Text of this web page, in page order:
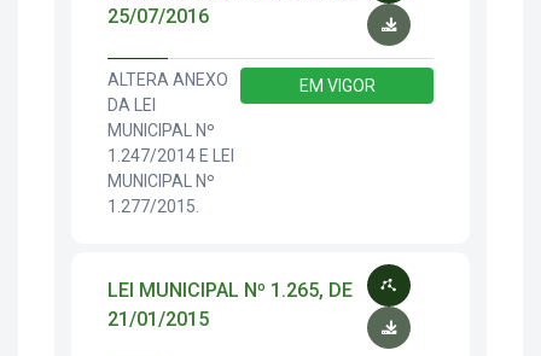
25/07/2016
ALTERA ANEXO
DA LEI
MUNICIPAL Nº
1.247/2014 E LEI
MUNICIPAL Nº
1.277/2015.
EM VIGOR
LEI MUNICIPAL Nº 1.265, DE
21/01/2015